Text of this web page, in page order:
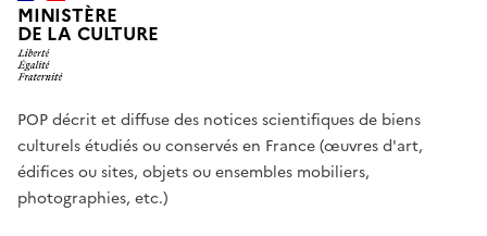
MINISTÈRE
DE LA CULTURE
POP décrit et diffuse des notices scientifiques de biens
culturels étudiés ou conservés en France (œuvres d'art,
édifices ou sites, objets ou ensembles mobiliers,
photographies, etc.)